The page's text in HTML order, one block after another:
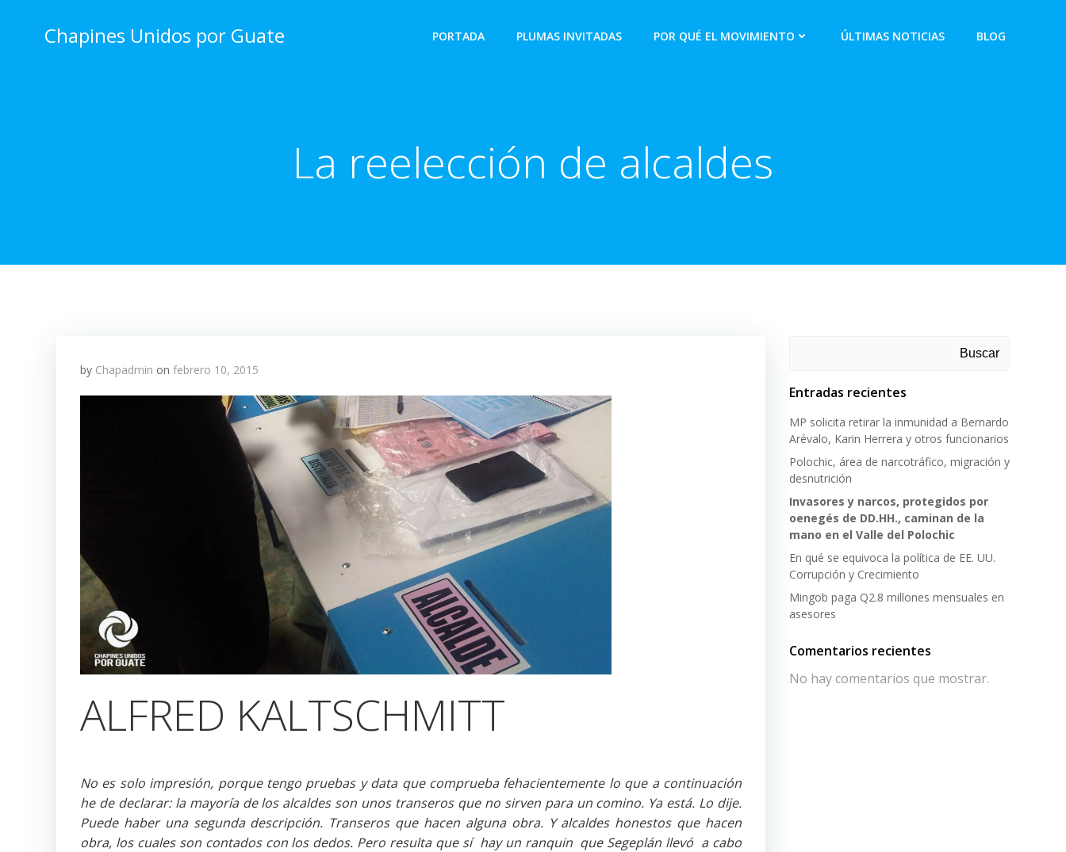
Chapines Unidos por Guate PORTADA PLUMAS INVITADAS POR QUÉ EL MOVIMIENTO ÚLTIMAS NOTICIAS BLOG
La reelección de alcaldes
by Chapadmin on febrero 10, 2015
ALFRED KALTSCHMITT
No es solo impresión, porque tengo pruebas y data que comprueba fehacientemente lo que a continuación
he de declarar: la mayoría de los alcaldes son unos transeros que no sirven para un comino. Ya está. Lo dije.
Puede haber una segunda descripción. Transeros que hacen alguna obra. Y alcaldes honestos que hacen
obra, los cuales son contados con los dedos. Pero resulta que sí hay un ranquin que Segeplán llevó a cabo
Buscar
Entradas recientes
MP solicita retirar la inmunidad a Bernardo
Arévalo, Karin Herrera y otros funcionarios
Polochic, área de narcotráfico, migración y
desnutrición
Invasores y narcos, protegidos por
oenegés de DD.HH., caminan de la
mano en el Valle del Polochic
En qué se equivoca la política de EE. UU.
Corrupción y Crecimiento
Mingob paga Q2.8 millones mensuales en
asesores
Comentarios recientes
No hay comentarios que mostrar.